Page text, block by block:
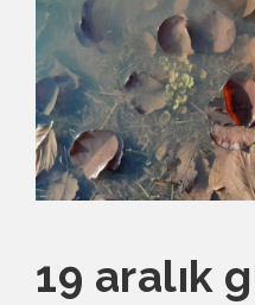
19 aralık